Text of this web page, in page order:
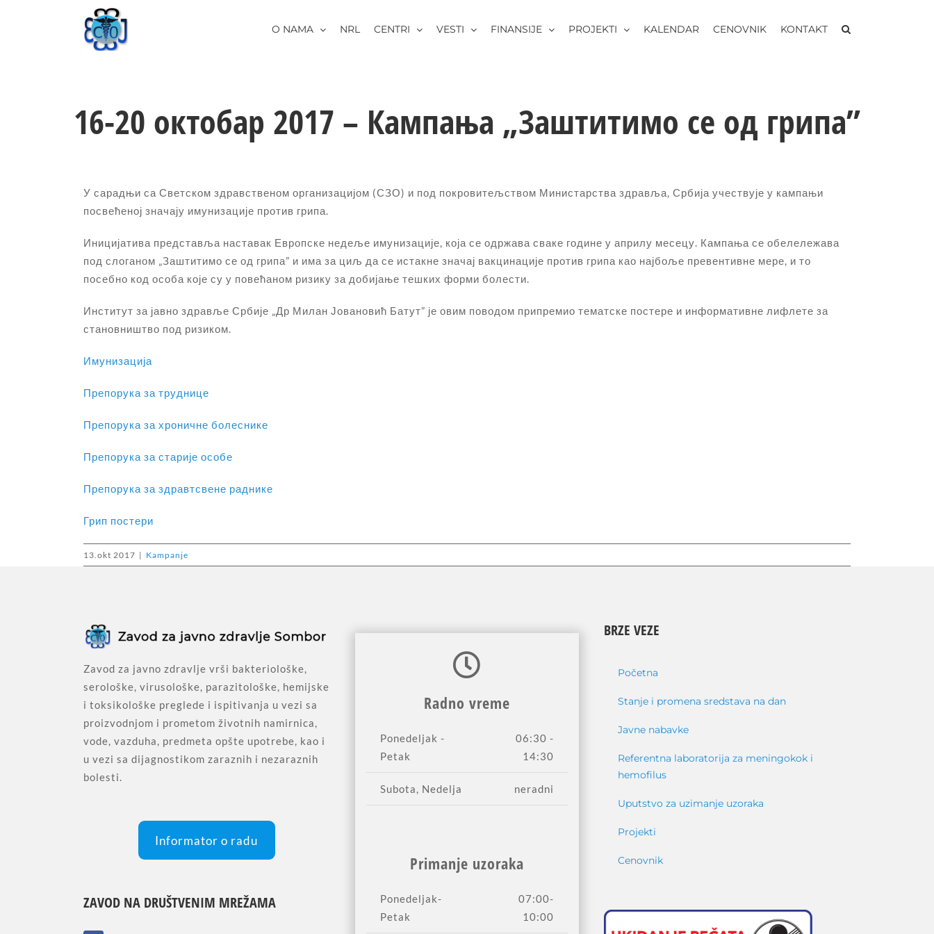
O NAMA NRL CENTRI VESTI FINANSIJE PROJEKTI KALENDAR CENOVNIK KONTAKT
16-20 октобар 2017 – Кампања „Заштитимо се од грипа”
У сарадњи са Светском здравственом организацијом (СЗО) и под покровитељством Министарства здравља, Србија учествује у кампањи
посвећеној значају имунизације против грипа.
Иницијатива представља наставак Европске недеље имунизације, која се одржава сваке године у априлу месецу. Кампања се обелележава
под слоганом „Заштитимо се од грипа” и има за циљ да се истакне значај вакцинације против грипа као најбоље превентивне мере, и то
посебно код особа које су у повећаном ризику за добијање тешких форми болести.
Институт за јавно здравље Србије „Др Милан Јовановић Батут” је овим поводом припремио тематске постере и информативне лифлете за
становништво под ризиком.
Имунизација
Препорука за труднице
Препорука за хроничне болеснике
Препорука за старије особе
Препорука за здравтсвене раднике
Грип постери
13.okt 2017 | Kampanje
Zavod za javno zdravlje vrši bakteriološke,
serološke, virusološke, parazitološke, hemijske
i toksikološke preglede i ispitivanja u vezi sa
proizvodnjom i prometom životnih namirnica,
vode, vazduha, predmeta opšte upotrebe, kao i
u vezi sa dijagnostikom zaraznih i nezaraznih
bolesti.
Informator o radu
ZAVOD NA DRUŠTVENIM MREŽAMA
Radno vreme
Ponedeljak -
Petak
06:30 -
14:30
Subota, Nedelja neradni
Primanje uzoraka
Ponedeljak-
Petak
07:00-
10:00
BRZE VEZE
Početna
Stanje i promena sredstava na dan
Javne nabavke
Referentna laboratorija za meningokok i
hemofilus
Uputstvo za uzimanje uzoraka
Projekti
Cenovnik